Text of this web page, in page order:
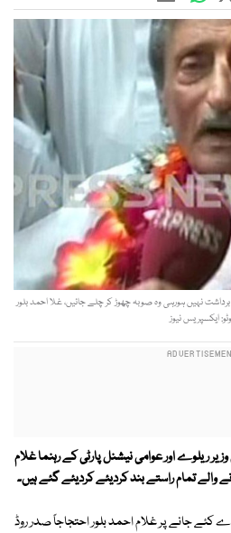
نہیں ہورہی وہ صوبہ چھوڑ کر چلے جائیں، غلا احمد بلور
ایکسپریس نیوز
ریلوے اور عوامی نیشنل پارٹی کے رہنما غلام
والے تمام راستے بند کردیئے کردیئے گئے ہیں۔
کئے جانے پر غلام احمد بلور احتجاجاً صدر روڈ